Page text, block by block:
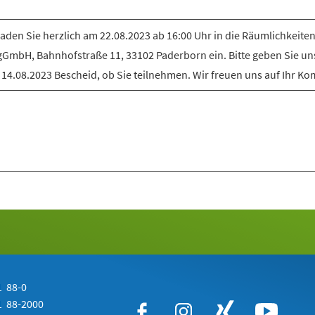
Sie herzlich am 22.08.2023 ab 16:00 Uhr in die
Bahnhofstraße 11, 33102 Paderborn ein. Bitte geben Sie
Bescheid, ob Sie teilnehmen. Wir freuen uns auf Ihr
88-0
88-2000